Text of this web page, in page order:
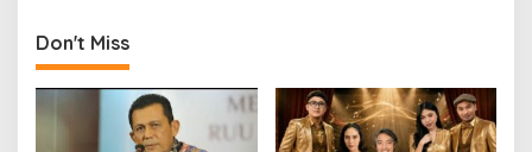
n
a
v
Don't Miss